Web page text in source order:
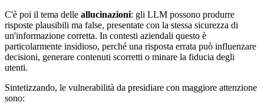
C'è poi il tema delle allucinazioni: gli LLM possono produrre
risposte plausibili ma false, presentate con la stessa sicurezza di
un'informazione corretta. In contesti aziendali questo è
particolarmente insidioso, perché una risposta errata può influenzare
decisioni, generare contenuti scorretti o minare la fiducia degli
utenti.
Sintetizzando, le vulnerabilità da presidiare con maggiore attenzione
sono: